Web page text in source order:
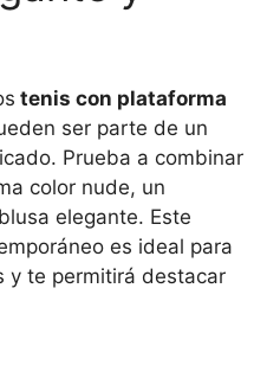
tenis con plataforma
ser parte de un
Prueba a combinar
color nude, un
elegante. Este
es ideal para
y te permitirá destacar